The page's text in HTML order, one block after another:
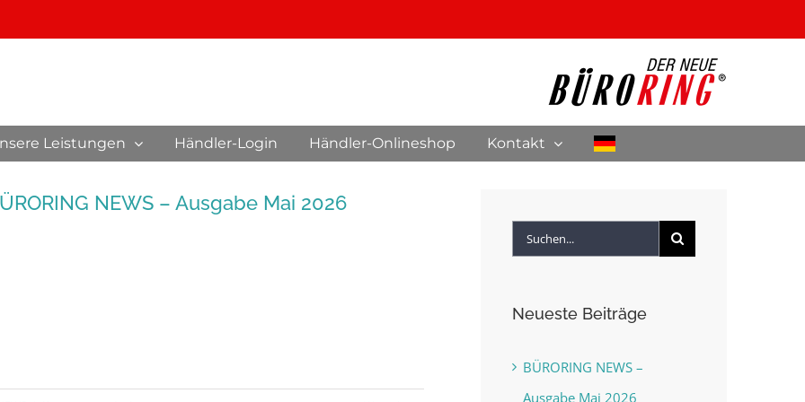
Leistungen Händler-Login Händler-Onlineshop Kontakt
NEWS – Ausgabe Mai 2026
Suche
Neueste Beiträge
BÜRORING NEWS –
Ausgabe Mai 2026